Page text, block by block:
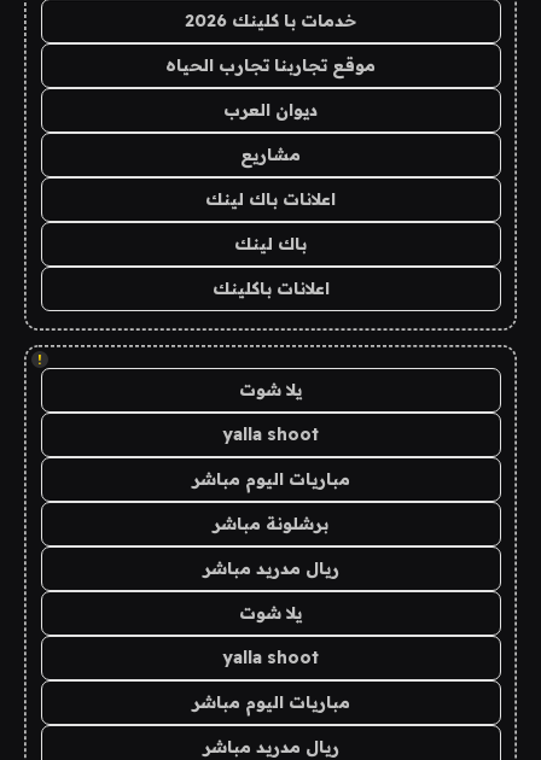
خدمات با كلينك 2026
موقع تجاربنا تجارب الحياه
ديوان العرب
مشاريع
اعلانات باك لينك
باك لينك
اعلانات باكلينك
!
يلا شوت
yalla shoot
مباريات اليوم مباشر
برشلونة مباشر
ريال مدريد مباشر
يلا شوت
yalla shoot
مباريات اليوم مباشر
ريال مدريد مباشر